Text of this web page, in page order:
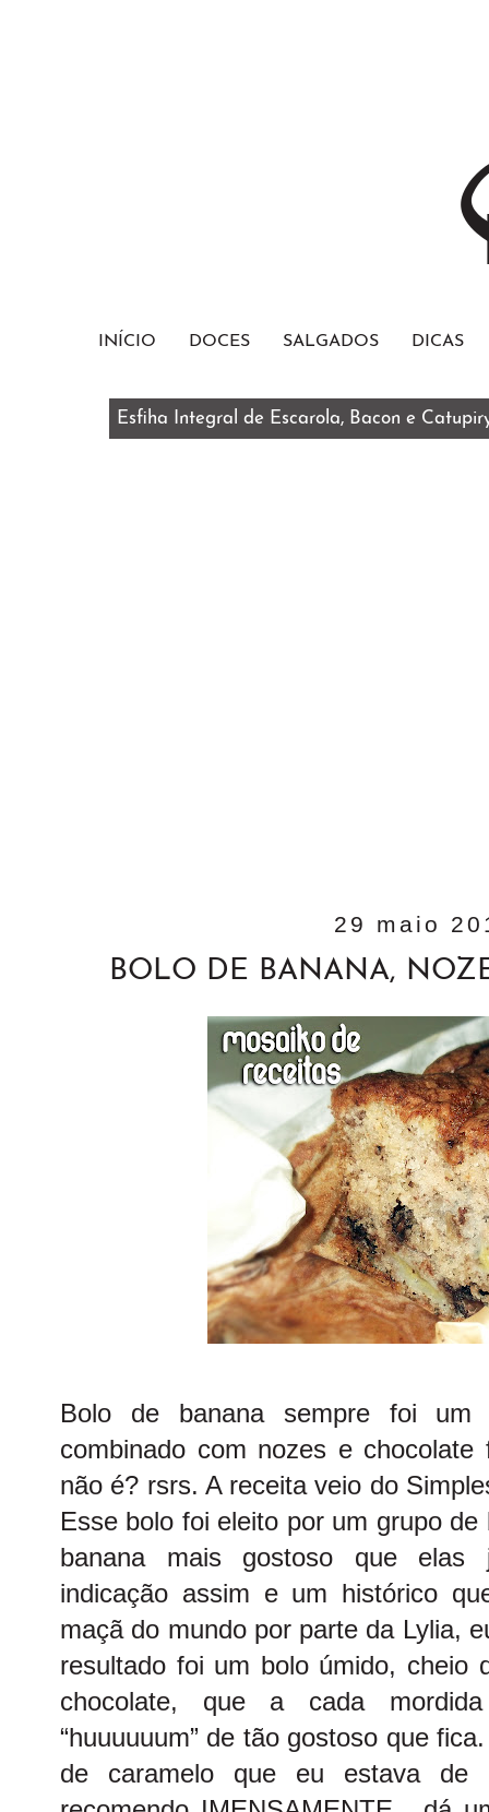
INÍCIO DOCES SALGADOS DICAS
Esfiha Integral de Escarola, Bacon e
29 maio
BOLO DE BANANA,
Bolo de banana sempre foi um
combinado com nozes e
não é? rsrs. A receita veio do
Esse bolo foi eleito por um grupo
banana mais gostoso que elas
indicação assim e um histórico
maçã do mundopor parte da Lylia,
resultado foi um bolo úmido, cheio
chocolate, que a cada
“huuuuuum” de tão gostoso que
de caramelo que eu estava